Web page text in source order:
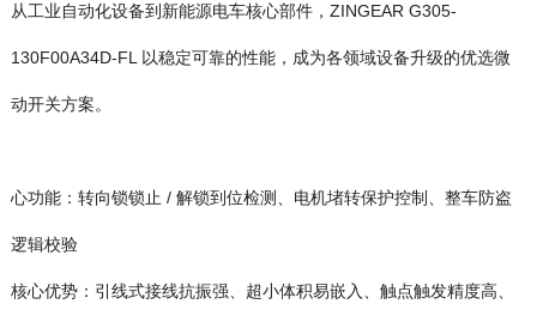
从工业自动化设备到新能源电车核心部件， ZINGEAR
动开关方案。
逻辑校验